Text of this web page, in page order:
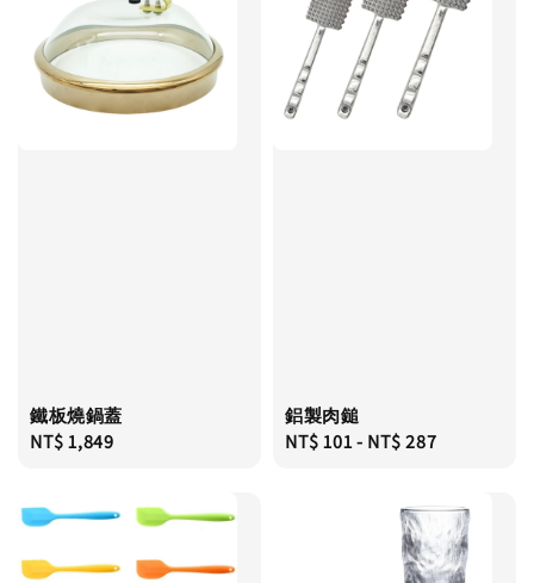
鐵板燒鍋蓋
Regular
NT$ 1,849
鋁製肉鎚
Regular
NT$ 101- NT$ 287